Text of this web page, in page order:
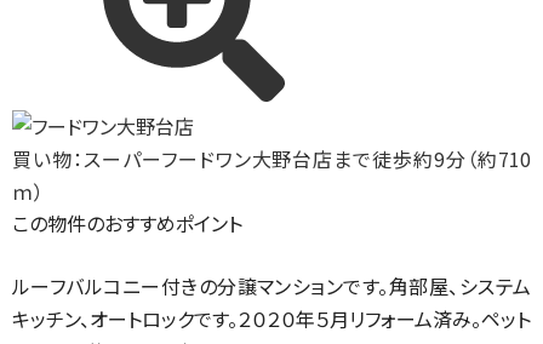
買い物：スーパーフードワン大野台店まで徒歩約9分（約710
ｍ）
この物件のおすすめポイント
ルーフバルコニー付きの分譲マンションです。角部屋、システム
キッチン、オートロックです。２０２０年５月リフォーム済み。ペット